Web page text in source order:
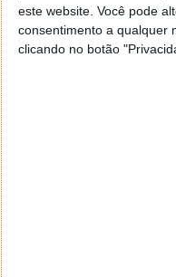
este website. Você pode
consentimento a qualquer
clicando no botão